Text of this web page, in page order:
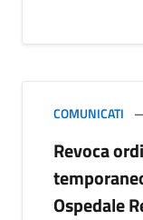
COMUNICATI
Revoca
Ospedale